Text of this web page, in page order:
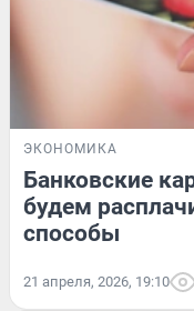
ЭКОНОМИКА
Банковские
будем
способы
21 апреля, 2026, 19:10